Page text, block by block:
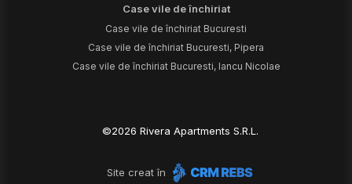
Case vile de închiriat
Case vile de închiriat Bucuresti
Case vile de închiriat Bucuresti, Pipera
Case vile de închiriat Bucuresti, Iancu Nicolae
©2026 Rivera Apartments S.R.L.
Site creat în